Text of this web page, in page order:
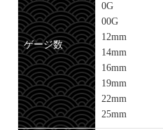
ゲージ数
0G
00G
12mm
14mm
16mm
19mm
22mm
25mm